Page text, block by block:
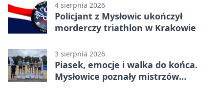
4 sierpnia 2026
Policjant z Mysłowic ukończył
morderczy triathlon w Krakowie
3 sierpnia 2026
Piasek, emocje i walka do końca.
Mysłowice poznały mistrzów